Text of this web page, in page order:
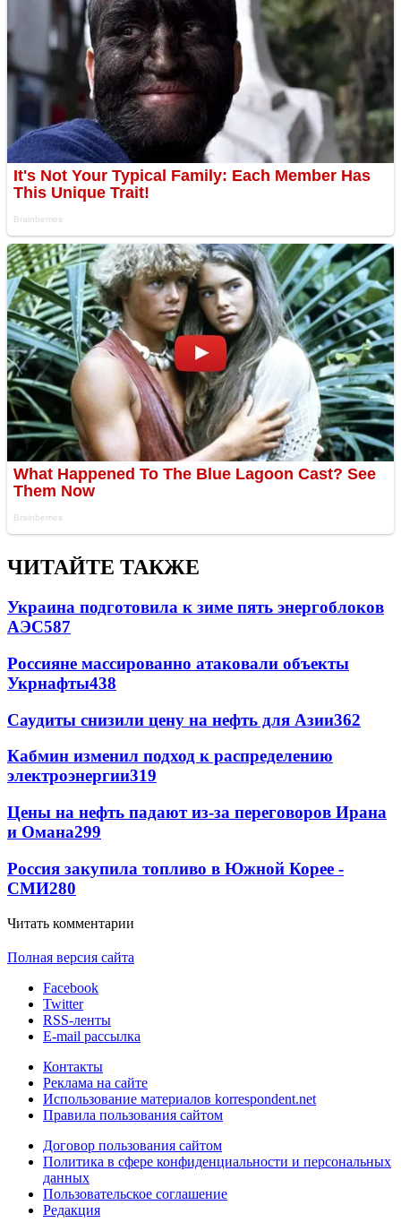
ЧИТАЙТЕ ТАКЖЕ
Украина подготовила к зиме пять энергоблоков
АЭС587
Россияне массированно атаковали объекты
Укрнафты438
Саудиты снизили цену на нефть для Азии362
Кабмин изменил подход к распределению
электроэнергии319
Цены на нефть падают из-за переговоров Ирана
и Омана299
Россия закупила топливо в Южной Корее -
СМИ280
Читать комментарии
Полная версия сайта
Facebook
Twitter
RSS-ленты
E-mail рассылка
Контакты
Реклама на сайте
Использование материалов korrespondent.net
Правила пользования сайтом
Договор пользования сайтом
Политика в сфере конфиденциальности и персональных
данных
Пользовательское соглашение
Редакция